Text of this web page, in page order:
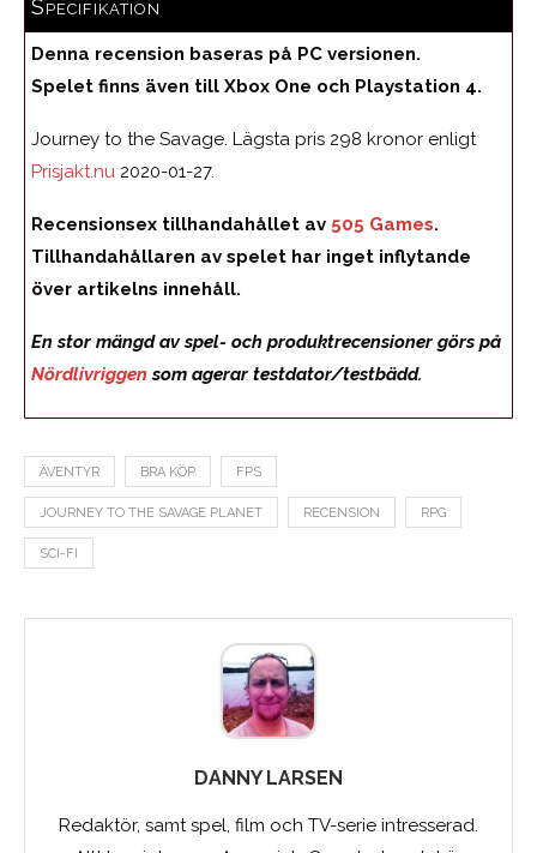
Specifikation
Denna recension baseras på PC versionen.
Spelet finns även till Xbox One och Playstation 4.
Journey to the Savage. Lägsta pris 298 kronor enligt
Prisjakt.nu 2020-01-27.
Recensionsex tillhandahållet av 505 Games.
Tillhandahållaren av spelet har inget inflytande
över artikelns innehåll.
En stor mängd av spel- och produktrecensioner görs på
Nördlivriggen som agerar testdator/testbädd.
ÄVENTYR BRA KÖP FPS
JOURNEY TO THE SAVAGE PLANET RECENSION RPG
SCI-FI
DANNY LARSEN
Redaktör, samt spel, film och TV-serie intresserad.